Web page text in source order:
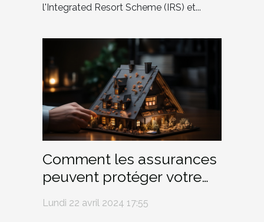
l'Integrated Resort Scheme (IRS) et...
Comment les assurances
peuvent protéger votre
investissement dans une
maison en bois
Lundi 22 avril 2024 17:55